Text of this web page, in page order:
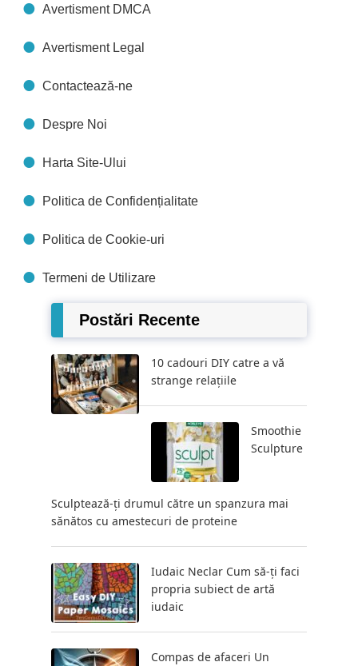
Avertisment DMCA
Avertisment Legal
Contactează-ne
Despre Noi
Harta Site-Ului
Politica de Confidențialitate
Politica de Cookie-uri
Termeni de Utilizare
Postări Recente
10 cadouri DIY catre a vă
strange relațiile
Smoothie
Sculpture
Sculptează-ți drumul către un spanzura mai
sănătos cu amestecuri de proteine
Iudaic Neclar Cum să-ți faci
propria subiect de artă
iudaic
Compas de afaceri Un